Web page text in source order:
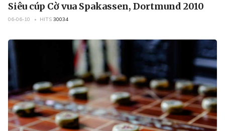
Siêu cúp Cờ vua Spakassen, Dortmund 2010
06-06-10 HITS 30034